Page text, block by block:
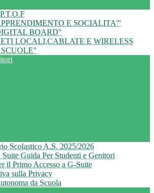
E SOCIALITA'"
BOARD"
LOCALI,CABLATE E WIRELESS
Scolastico A.S. 2025/2026
Guida Per Studenti e Genitori
il Primo Accesso a G-Suite
sulla Privacy
da Scuola